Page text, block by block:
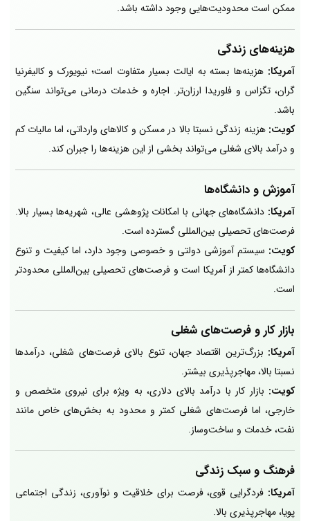
ممکن است محدودیت‌هایی وجود داشته باشد.
هزینه‌های زندگی
آمریکا: هزینه‌ها بسته به ایالت بسیار متفاوت است؛ نیویورک و کالیفرنیا
گران، تگزاس و فلوریدا ارزان‌تر. اجاره و خدمات درمانی می‌تواند سنگین
باشد.
کویت: هزینه زندگی نسبتا بالا در مسکن و کالاهای وارداتی، اما مالیات کم
و درآمد بالای شغلی می‌تواند بخشی از این هزینه‌ها را جبران کند.
آموزش و دانشگاه‌ها
آمریکا: دانشگاه‌های جهانی با امکانات پژوهشی عالی، شهریه‌ها بسیار بالا.
فرصت‌های تحصیلی بین‌المللی گسترده است.
کویت: سیستم آموزشی دولتی و خصوصی وجود دارد، اما کیفیت و تنوع
دانشگاه‌ها کمتر از آمریکا است و فرصت‌های تحصیلی بین‌المللی محدودتر
است.
بازار کار و فرصت‌های شغلی
آمریکا: بزرگ‌ترین اقتصاد جهان، تنوع بالای فرصت‌های شغلی، درآمدها
نسبتا بالا، مهاجرپذیری بیشتر.
کویت: بازار کار با درآمد بالای دلاری، به ویژه برای نیروی متخصص و
خارجی، اما فرصت‌های شغلی کمتر و محدود به بخش‌های خاص مانند
نفت، خدمات و ساخت‌وساز.
فرهنگ و سبک زندگی
آمریکا: فردگرایی قوی، فرصت برای خلاقیت و نوآوری، زندگی اجتماعی
پویا، مهاجرپذیری بالا.